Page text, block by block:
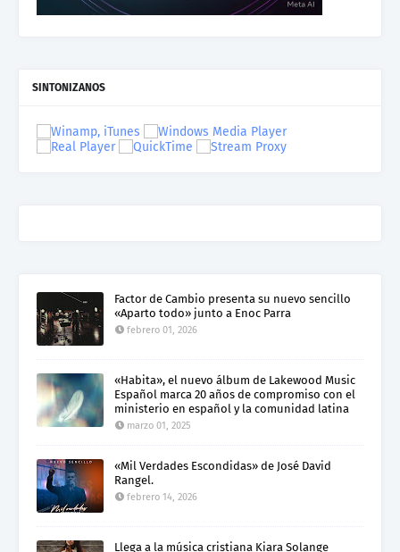
SINTONIZANOS
Factor de Cambio presenta su nuevo sencillo
«Aparto todo» junto a Enoc Parra
febrero 01, 2026
«Habita», el nuevo álbum de Lakewood Music
Español marca 20 años de compromiso con el
ministerio en español y la comunidad latina
marzo 01, 2025
«Mil Verdades Escondidas» de José David
Rangel.
febrero 14, 2026
Llega a la música cristiana Kiara Solange